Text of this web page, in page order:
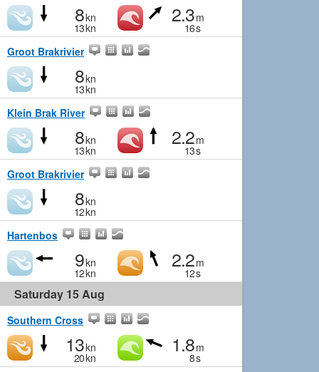
8kn
13kn
2.3m
16s
Groot Brakrivier
8kn
13kn
Klein Brak River
8kn
13kn
2.2m
13s
Groot Brakrivier
8kn
12kn
Hartenbos
9kn
12kn
2.2m
12s
Saturday 15 Aug
Southern Cross
13kn
20kn
1.8m
8s